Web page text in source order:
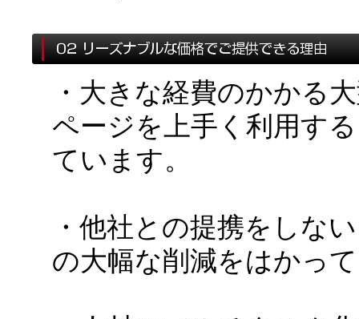
・大きな経費のかかる
ページを上手く利用す
ています。
・他社との提携をしな
の大幅な削減をはかっ